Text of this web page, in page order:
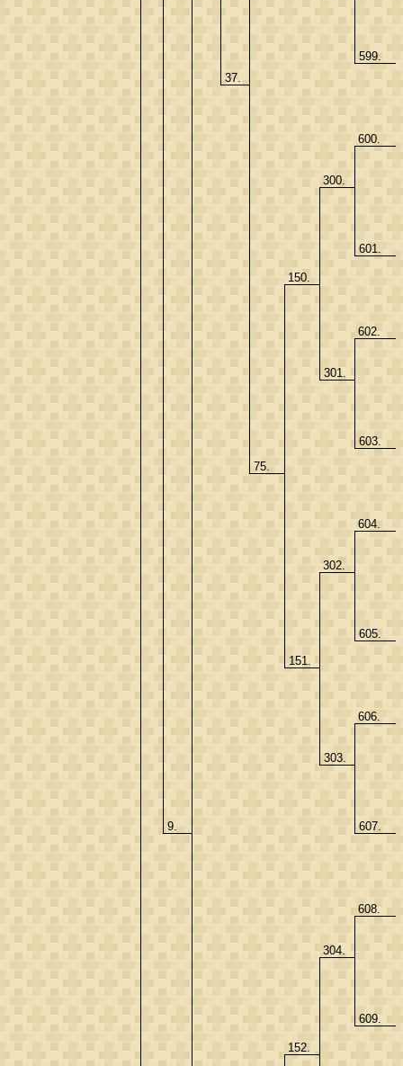
9.
37.
599.
75.
150.
300.
600.
601.
301.
602.
603.
151.
302.
604.
605.
303.
606.
607.
152.
304.
608.
609.